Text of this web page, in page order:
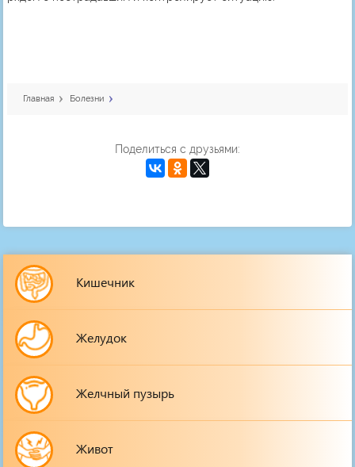
Главная Болезни
Поделиться с друзьями:
Кишечник
Желудок
Желчный пузырь
Живот